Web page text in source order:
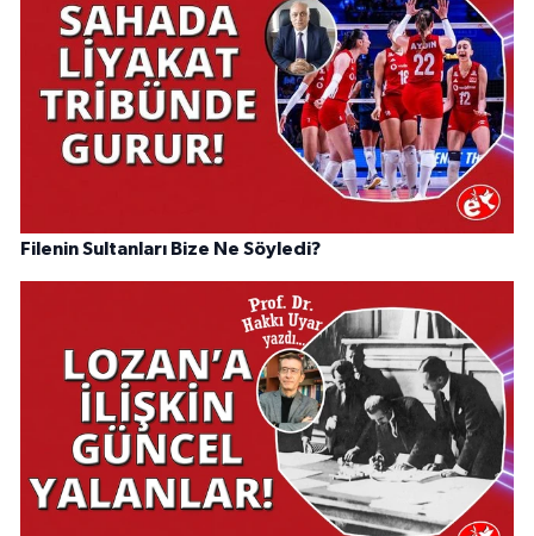
Filenin Sultanları Bize Ne Söyledi?